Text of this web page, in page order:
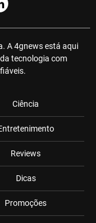
A 4gnews está aqui
tecnologia com
Ciência
Reviews
Dicas
Promoções